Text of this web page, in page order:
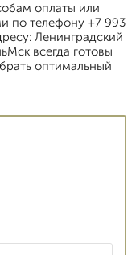
оплаты или
по телефону +7 993
Ленинградский
всегда готовы
оптимальный